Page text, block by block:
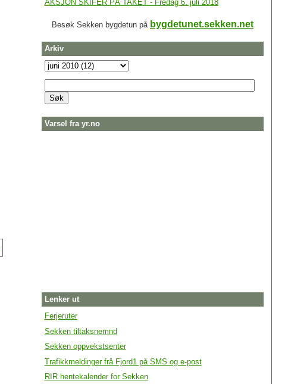
AKSJON SKIFER PÅ TAKET - Fredag 6. juli 2018
Besøk Sekken bygdetun på bygdetunet.sekken.net
Arkiv
Varsel fra yr.no
Lenker ut
Ferjeruter
Sekken tiltaksnemnd
Sekken oppvekstsenter
Trafikkmeldinger frå Fjord1 på SMS og e-post
RIR hentekalender for Sekken